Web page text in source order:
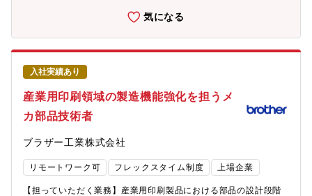
名 （内 事業管理課：9名）【求める人物像】・数字を扱うこと
や、データに基づいた管理が得意な方・細かいタスク管理・進捗
管理を丁寧に進められる方・変化の多い環境の中でも、スピード
感を持って動ける方・仕組みが整っていない状況を“整えること”に
楽しさを感じられる方
(5) 商品の仕様変更（変更申請等）に関する社内システム進捗管
理【ポジションの魅力】・開発管理としてご入社いただきながら
も、ご志望に応じ将来的には開発職など様々なキャリアパスがご
ざいます。・モノづくりを通じてブランド価値向上に寄与するこ
とができます。・社内における新商品ができるまでのプロセスを
把握することができます。・今後増加するブランド毎の新商品の
全容を把握し売上へ貢献することが可能です。【キャリアパ
ス】・（1年目） 業務フローの理解・構築、運用基盤の整備・（1
年目～2年目） 業務の標準化・精度向上による安定運用の実現・
ップアップ
気になる
入社実績あり
産業用印刷領域の製造機能強化を担うメ
カ部品技術者
ブラザー工業株式会社
リモートワーク可 フレックスタイム制度 上場企業
【担っていただく業務】産業用印刷製品における部品の設計段階